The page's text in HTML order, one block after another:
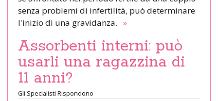
senza problemi di infertilità, può determinare
l'inizio di una gravidanza. »
Assorbenti interni: può
usarli una ragazzina di
11 anni?
Gli Specialisti Rispondono